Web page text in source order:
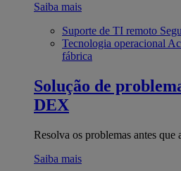
Saiba mais
Suporte de TI remoto
Tecnologia operacional
fábrica
Solução de
DEX
Resolva os problemas antes que
Saiba mais